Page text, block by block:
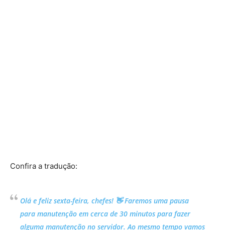
Confira a tradução:
Olá e feliz sexta-feira, chefes! 👋 Faremos uma pausa
para manutenção em cerca de 30 minutos para fazer
alguma manutenção no servidor. Ao mesmo tempo vamos